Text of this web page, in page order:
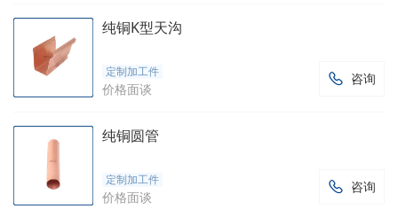
纯铜K型天沟
 咨询
定制加工件
价格面谈
纯铜圆管
 咨询
定制加工件
价格面谈